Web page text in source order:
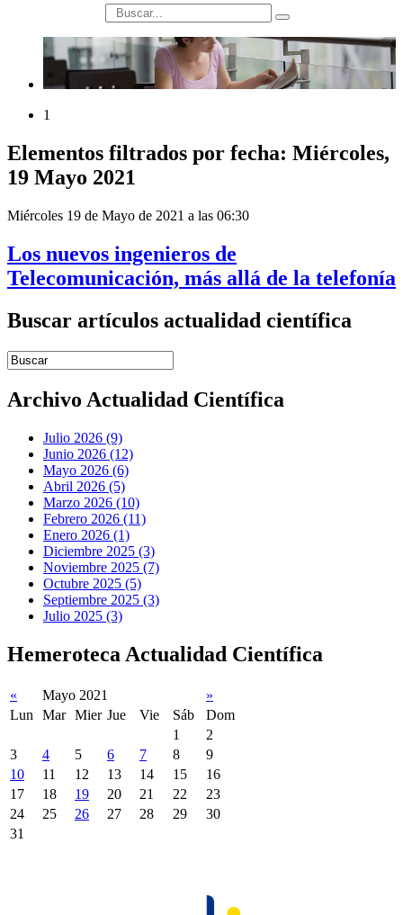
búsqueda
1
Elementos filtrados por fecha: Miércoles,
19 Mayo 2021
Miércoles 19 de Mayo de 2021 a las 06:30
Los nuevos ingenieros de
Telecomunicación, más allá de la telefonía
Buscar artículos actualidad científica
Introduce términos de búsqueda
Archivo Actualidad Científica
Julio 2026 (9)
Junio 2026 (12)
Mayo 2026 (6)
Abril 2026 (5)
Marzo 2026 (10)
Febrero 2026 (11)
Enero 2026 (1)
Diciembre 2025 (3)
Noviembre 2025 (7)
Octubre 2025 (5)
Septiembre 2025 (3)
Julio 2025 (3)
Hemeroteca Actualidad Científica
« Mayo 2021
»
Lun
Mar Mier Jue Vie Sáb
Dom
1
2
3
4 5 6 7 8
9
10
11 12 13 14 15
16
17
18 19 20 21 22
23
24
25 26 27 28 29
30
31